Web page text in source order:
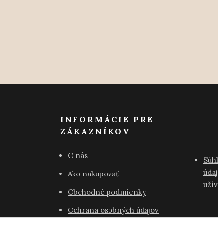
INFORMÁCIE PRE
ZÁKAZNÍKOV
O nás
Ako nakupovať
Obchodné podmienky
Ochrana osobných údajov